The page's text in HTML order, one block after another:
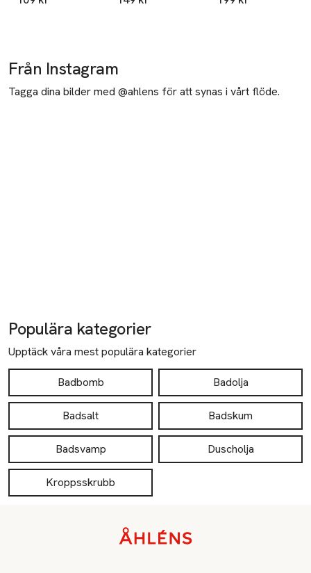
Från Instagram
Tagga dina bilder med @ahlens för att synas i vårt flöde.
Populära kategorier
Upptäck våra mest populära kategorier
Badbomb Badolja
Badsalt Badskum
Badsvamp Duscholja
Kroppsskrubb